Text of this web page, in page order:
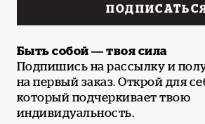
Быть собой — твоя сила
Подпишись на рассылку и
на первый заказ. Открой для
который подчеркивает твою
индивидуальность.